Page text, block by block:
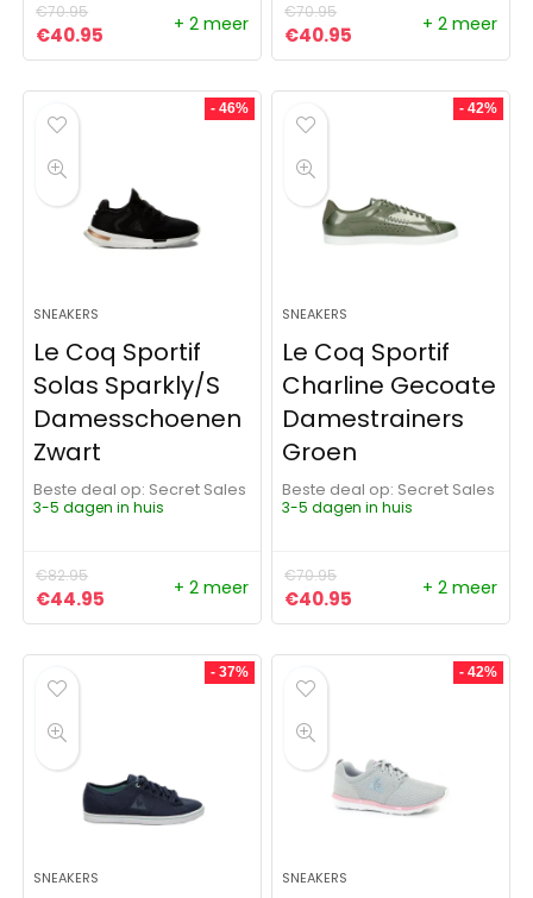
€70.95
Oorspronkelijke prijs was: €70.95.
€40.95 Huidige prijs is: €40.95.
+ 2 meer
€70.95
Oorspronkelijke prijs was:
€40.95 Huidige prijs is:
+ 2 meer
- 46%
SNEAKERS
Le Coq Sportif
Solas Sparkly/S
Damesschoenen
Zwart
Beste deal op:
Secret Sales
3-5 dagen in huis
€82.95
Oorspronkelijke prijs was: €82.95.
€44.95 Huidige prijs is: €44.95.
+ 2 meer
- 42%
SNEAKERS
Le Coq Sportif
Charline Gecoate
Damestrainers
Groen
Beste deal op:
Secret Sales
3-5 dagen in huis
€70.95
Oorspronkelijke prijs was:
€40.95 Huidige prijs is:
+ 2 meer
- 37%
SNEAKERS
- 42%
SNEAKERS